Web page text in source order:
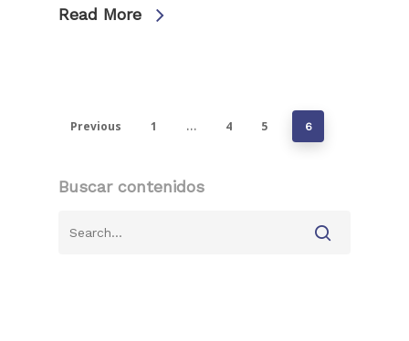
Read More
Previous 1 … 4 5 6
Buscar contenidos